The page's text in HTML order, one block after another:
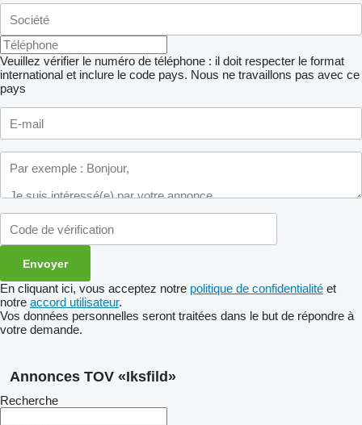
Veuillez vérifier le numéro de téléphone : il doit respecter le format
international et inclure le code pays. Nous ne travaillons pas avec ce
pays
En cliquant ici, vous acceptez notre politique de confidentialité et
notre accord utilisateur.
Vos données personnelles seront traitées dans le but de répondre à
votre demande.
Annonces TOV «Iksfild»
Recherche